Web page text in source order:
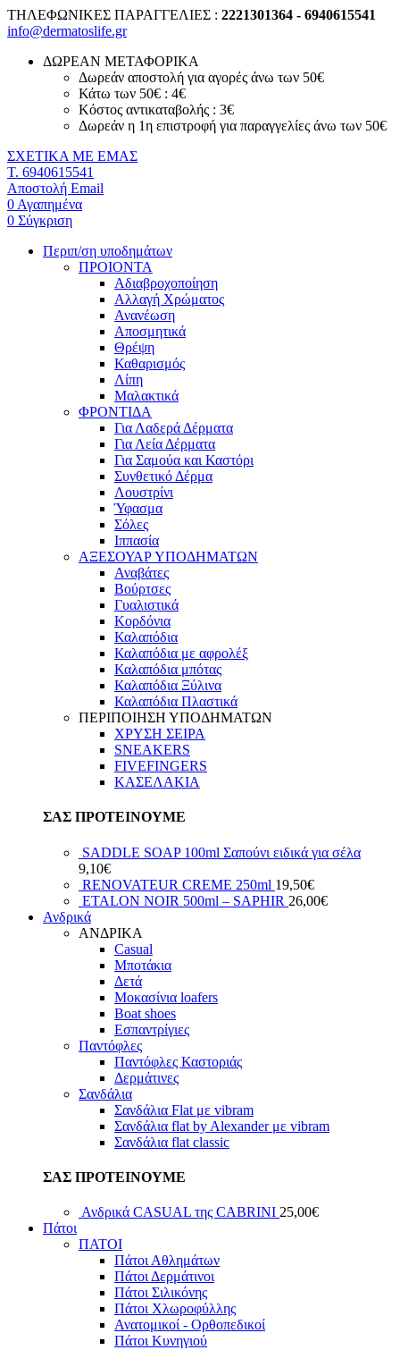
ΤΗΛΕΦΩΝΙΚΕΣ ΠΑΡΑΓΓΕΛΙΕΣ : 2221301364 - 6940615541
info@dermatoslife.gr
ΔΩΡΕΑΝ ΜΕΤΑΦΟΡΙΚΑ
Δωρεάν αποστολή για αγορές άνω των 50€
Κάτω των 50€ : 4€
Κόστος αντικαταβολής : 3€
Δωρεάν η 1η επιστροφή για παραγγελίες άνω των 50€
ΣΧΕΤΙΚΑ ΜΕ ΕΜΑΣ
T. 6940615541
Αποστολή Email
0 Αγαπημένα
0 Σύγκριση
Περιπ/ση υποδημάτων
ΠΡΟΙΟΝΤΑ
Αδιαβροχοποίηση
Αλλαγή Χρώματος
Ανανέωση
Αποσμητικά
Θρέψη
Καθαρισμός
Λίπη
Μαλακτικά
ΦΡΟΝΤΙΔΑ
Για Λαδερά Δέρματα
Για Λεία Δέρματα
Για Σαμούα και Καστόρι
Συνθετικό Δέρμα
Λουστρίνι
Ύφασμα
Σόλες
Ιππασία
ΑΞΕΣΟΥΑΡ ΥΠΟΔΗΜΑΤΩΝ
Αναβάτες
Βούρτσες
Γυαλιστικά
Κορδόνια
Καλαπόδια
Καλαπόδια με αφρολέξ
Καλαπόδια μπότας
Καλαπόδια Ξύλινα
Καλαπόδια Πλαστικά
ΠΕΡΙΠΟΙΗΣΗ ΥΠΟΔΗΜΑΤΩΝ
ΧΡΥΣΗ ΣΕΙΡΑ
SNEAKERS
FIVEFINGERS
ΚΑΣΕΛΑΚΙΑ
ΣΑΣ ΠΡΟΤΕΙΝΟΥΜΕ
SADDLE SOAP 100ml Σαπούνι ειδικά για σέλα
9,10€
RENOVATEUR CREME 250ml 19,50€
ETALON NOIR 500ml – SAPHIR 26,00€
Ανδρικά
ΑΝΔΡΙΚΑ
Casual
Μποτάκια
Δετά
Μοκασίνια loafers
Boat shoes
Εσπαντρίγιες
Παντόφλες
Παντόφλες Καστοριάς
Δερμάτινες
Σανδάλια
Σανδάλια Flat με vibram
Σανδάλια flat by Alexander με vibram
Σανδάλια flat classic
ΣΑΣ ΠΡΟΤΕΙΝΟΥΜΕ
Ανδρικά CASUAL της CABRINI 25,00€
Πάτοι
ΠΑΤΟΙ
Πάτοι Αθλημάτων
Πάτοι Δερμάτινοι
Πάτοι Σιλικόνης
Πάτοι Χλωροφύλλης
Ανατομικοί - Ορθοπεδικοί
Πάτοι Κυνηγιού